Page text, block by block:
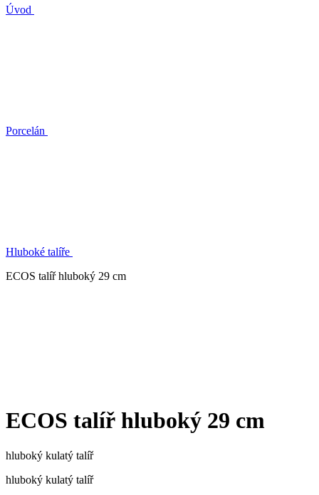
Úvod
Porcelán
Hluboké talíře
ECOS talíř hluboký 29 cm
ECOS talíř hluboký 29 cm
hluboký kulatý talíř
hluboký kulatý talíř